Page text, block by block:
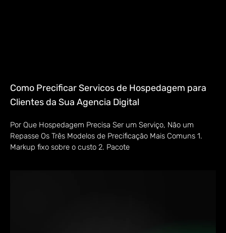
Como Precificar Servicos de Hospedagem para
Clientes da Sua Agencia Digital
Por Que Hospedagem Precisa Ser um Serviço, Não um
Repasse Os Três Modelos de Precificação Mais Comuns 1.
Markup fixo sobre o custo 2. Pacote